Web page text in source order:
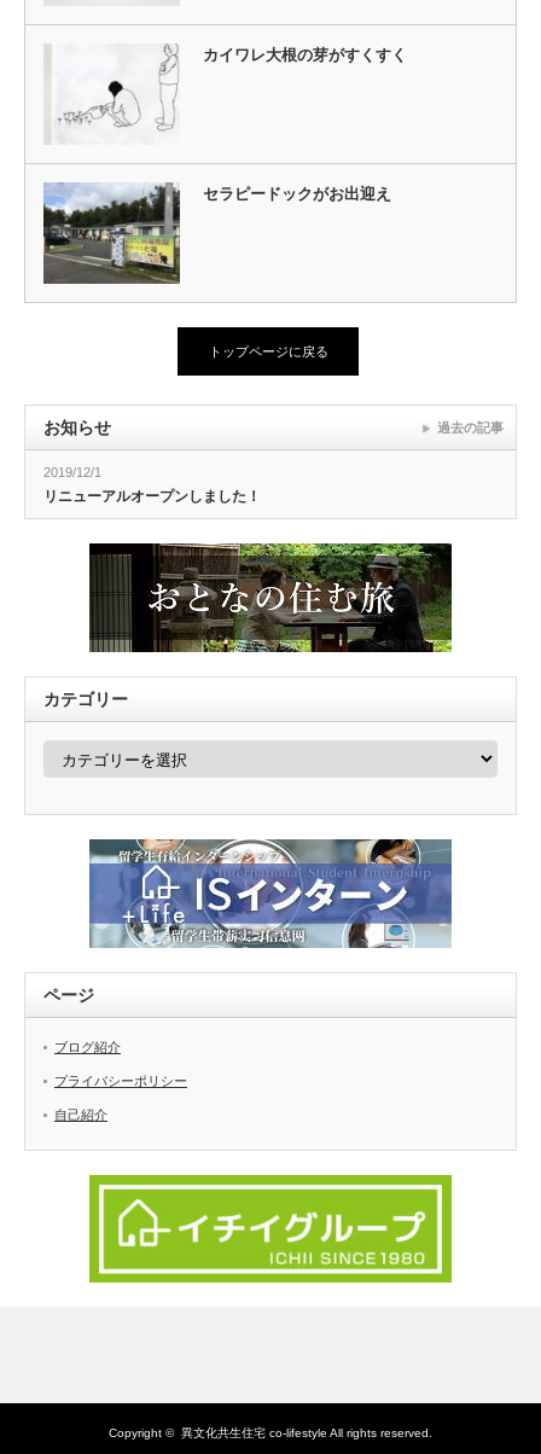
カイワレ大根の芽がすくすく
セラピードックがお出迎え
トップページに戻る
お知らせ
2019/12/1
リニューアルオープンしました！
過去の記事
カテゴリー
カ
ー
ページ
ブログ紹介
プライバシーポリシー
自己紹介
Copyright © 異文化共生住宅 co-lifestyle All rights reserved.